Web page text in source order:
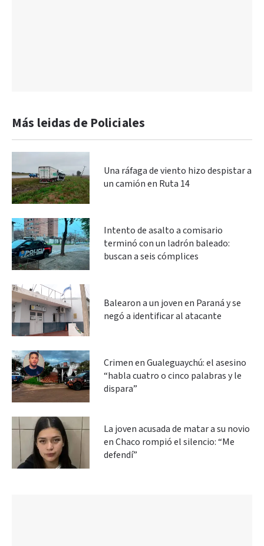
Más leidas de Policiales
Una ráfaga de viento hizo despistar a
un camión en Ruta 14
Intento de asalto a comisario
terminó con un ladrón baleado:
buscan a seis cómplices
Balearon a un joven en Paraná y se
negó a identificar al atacante
Crimen en Gualeguaychú: el asesino
“habla cuatro o cinco palabras y le
dispara”
La joven acusada de matar a su novio
en Chaco rompió el silencio: “Me
defendí”